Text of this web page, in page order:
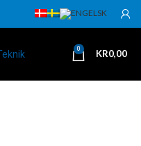
0 KR0,00